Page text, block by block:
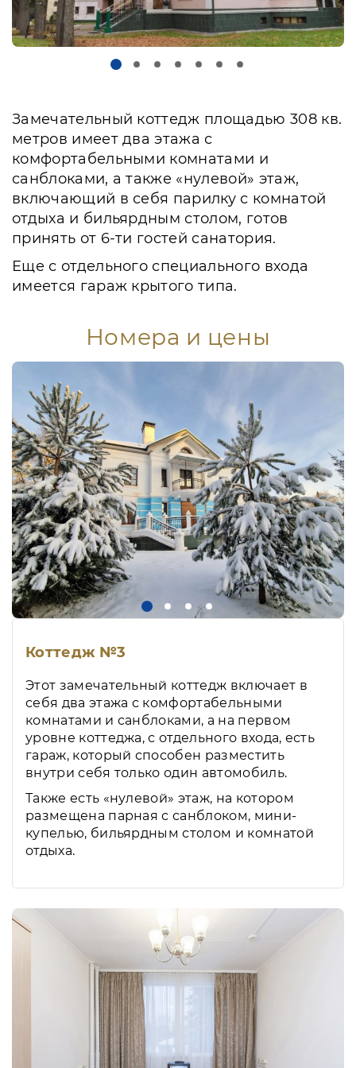
Замечательный коттедж площадью 308 кв.
метров имеет два этажа с
комфортабельными комнатами и
санблоками, а также «нулевой» этаж,
включающий в себя парилку с комнатой
отдыха и бильярдным столом, готов
принять от 6-ти гостей санатория.
Еще с отдельного специального входа
имеется гараж крытого типа.
Номера и цены
Коттедж №3
Этот замечательный коттедж включает в
себя два этажа с комфортабельными
комнатами и санблоками, а на первом
уровне коттеджа, с отдельного входа, есть
гараж, который способен разместить
внутри себя только один автомобиль.
Также есть «нулевой» этаж, на котором
размещена парная с санблоком, мини-
купелью, бильярдным столом и комнатой
отдыха.